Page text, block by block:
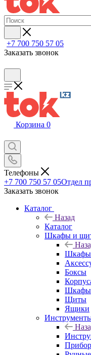
+7 700 750 57 05
Заказать звонок
Корзина 0
Телефоны
+7 700 750 57 05Отдел
Заказать звонок
Каталог
Назад
Каталог
Шкафы и
Боксы
Шкафы
Щиты
Ящики